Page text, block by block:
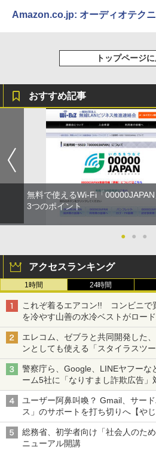
Amazon.co.jp: オーディオテク
トップページ
おすすめ記事
無料で使えるWi-Fi「
3つのポイント
● ● ●
アクセスランキング
1時間 24時間
これぞ着るエアコン!! コンビニで
を冷やす山善の水冷ベストがロー
ち・ざ・ろーど！その14】【空い
エレコム、ゼブラと共同開発した
ンとしても使える「スタイラスツ
も、持ち替えずに書き込める
警察庁ら、Google、LINEヤフーな
ーム5社に「なりすまし詐欺広告
真や映像を使った投資詐欺などへ
ユーザー阿鼻叫喚？ Gmail、サー
ス」のサポートを打ち切りへ【やじ
総務省、初学者向け「社会人のた
ニューアル開講